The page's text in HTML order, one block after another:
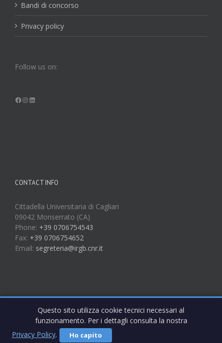
Bandi di concorso
Privacy policy
Follow us on:
Facebook
Instagram
CONTACT INFO
Cittadella Universitaria di Cagliari
09042 Monserrato (CA)
Phone: +39 0706754543
Fax: +39 0706754652
Email: segreteria@irgb.cnr.it
Copyright 2017 IRGB CNR | All Rights Reserved
Questo sito utilizza cookie tecnici necessari al
funzionamento. Per i dettagli consulta la nostra
Privacy Policy. Ho capito